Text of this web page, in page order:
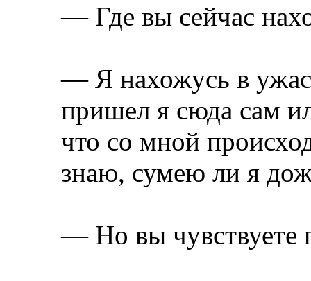
— Где вы сейчас
— Я нахожусь в
пришел я сюда сам
что со мной
знаю, сумею ли я
— Но вы чувствуете